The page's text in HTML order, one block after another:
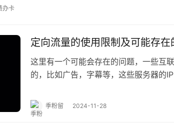
办卡
定向流量的使用限制及可能存在
这里有一个可能会存在的问题，一些互
的，比如广告，字幕等，这些服务器的
季粉留 2024-11-28